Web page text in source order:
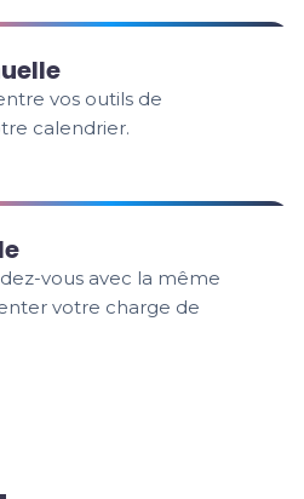
vos outils de
calendrier.
vous avec la même
votre charge de